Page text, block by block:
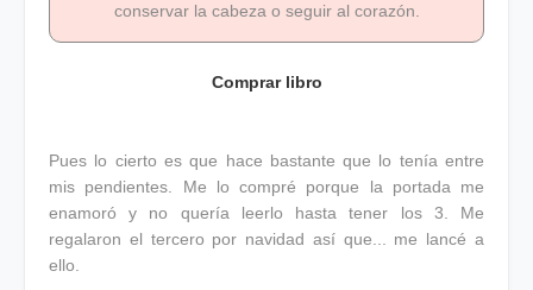
conservar la cabeza o seguir al corazón.
Comprar libro
Pues lo cierto es que hace bastante que lo tenía entre
mis pendientes. Me lo compré porque la portada me
enamoró y no quería leerlo hasta tener los 3. Me
regalaron el tercero por navidad así que... me lancé a
ello.